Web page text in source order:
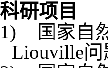
科研项目
1)
国家自
Liouville